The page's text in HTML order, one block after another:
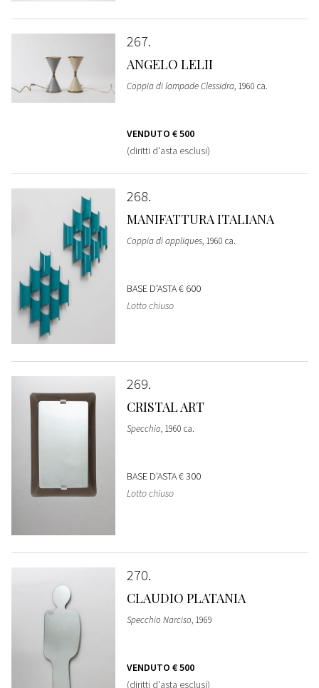
267
ANGELO LELII
Coppia di lampade Clessidra, 1960 ca.
VENDUTO € 500
(diritti d'asta esclusi)
268
MANIFATTURA ITALIANA
Coppia di appliques, 1960 ca.
BASE D'ASTA€ 600
Lotto chiuso
269
CRISTAL ART
Specchio, 1960 ca.
BASE D'ASTA€ 300
Lotto chiuso
270
CLAUDIO PLATANIA
Specchio Narciso, 1969
VENDUTO € 500
(diritti d'asta esclusi)